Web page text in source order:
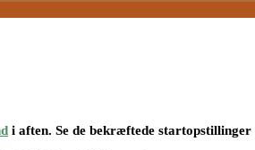
i aften. Se de bekræftede startopstillinger